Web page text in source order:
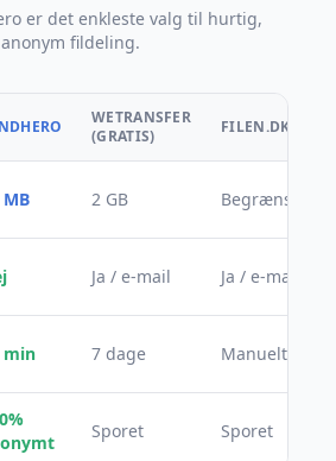
er det enkleste valg til hurtig,
anonym fildeling.
WETRANSFER
(GRATIS)
FILEN.DK
2 GB Begrænset
Ja / e-mail Ja / e-mail
min 7 dage Manuelt
Sporet Sporet